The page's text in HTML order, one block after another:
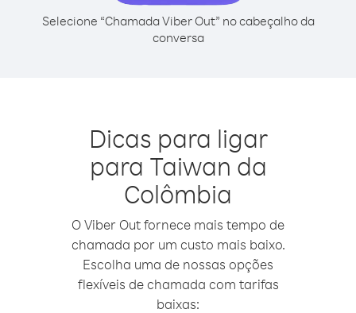
Selecione “Chamada Viber Out” no cabeçalho da
conversa
Dicas para ligar
para Taiwan da
Colômbia
O Viber Out fornece mais tempo de
chamada por um custo mais baixo.
Escolha uma de nossas opções
flexíveis de chamada com tarifas
baixas: